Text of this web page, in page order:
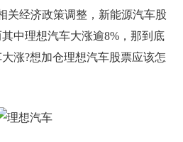
关经济政策调整，新能源汽车股
中理想汽车大涨逾8%，那到底
涨?想加仓理想汽车股票应该怎